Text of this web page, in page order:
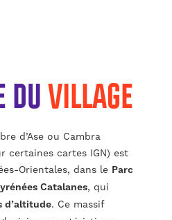
DUVILLAGE
d’Ase ou Cambra
certaines cartes IGN) est
Orientales, dans le Parc
Catalanes, qui
d’altitude. Ce massif